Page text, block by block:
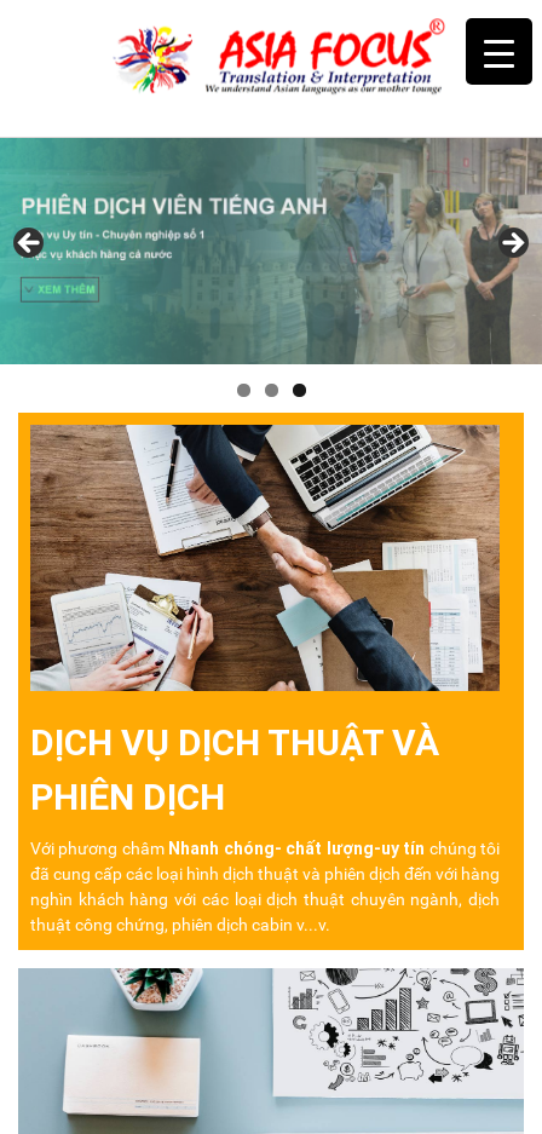
DỊCH VỤ DỊCH THUẬT VÀ
PHIÊN DỊCH
Với phương châmNhanh chóng- chất lượng-uy tín chúng tôi
đã cung cấp các loại hình dịch thuật và phiên dịch đến với hàng
nghìn khách hàng với các loại dịch thuật chuyên ngành, dịch
thuật công chứng, phiên dịch cabin v...v.